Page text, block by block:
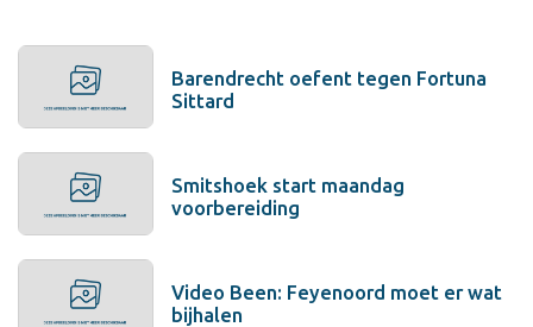
Barendrecht oefent tegen Fortuna
Sittard
Smitshoek start maandag
voorbereiding
Video Been: Feyenoord moet er wat
bijhalen